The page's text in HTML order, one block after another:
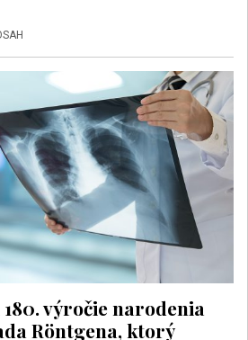
výročie narodenia
Röntgena, ktorý